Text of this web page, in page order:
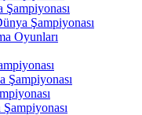
Şampiyonası
Şampiyonası
Oyunları
Şampiyonası